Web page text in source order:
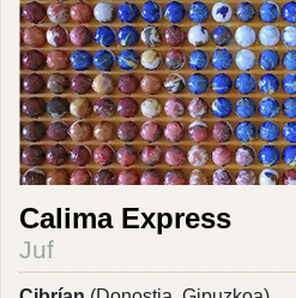
Calima Express
Juf